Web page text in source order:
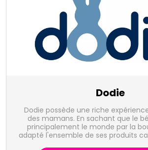
Dodie
Dodie possède une riche
des mamans. En sachant que le
principalement le monde par la
adapté l'ensemble de ses produits